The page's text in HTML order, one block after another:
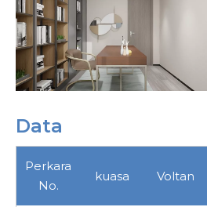
Data
Perkara
No.
kuasa Voltan